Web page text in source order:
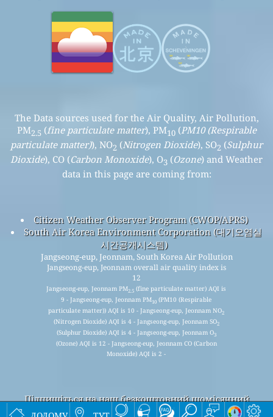
The Data sources used for the Air Quality, Air Pollution,
PM2.5 (fine particulate matter), PM10(PM10 (Respirable
particulate matter)), NO2 (Nitrogen Dioxide), SO2 (Sulphur
Dioxide), CO (Carbon Monoxide), O3 (Ozone) and Weather
data in this page are coming from:
Citizen Weather Observer Program (CWOP/APRS)
South Air Korea Environment Corporation (대기오염실
시간공개시스템)
Jangseong-eup, Jeonnam, South Korea Air Pollution
Jangseong-eup, Jeonnam overall air quality index is
12
Jangseong-eup, Jeonnam PM2.5 (fine particulate matter) AQI is
9 - Jangseong-eup, Jeonnam PM10 (PM10 (Respirable
particulate matter)) AQI is 10 - Jangseong-eup, Jeonnam NO2
(Nitrogen Dioxide) AQI is 4 - Jangseong-eup, Jeonnam SO2
(Sulphur Dioxide) AQI is 4 - Jangseong-eup, Jeonnam O3
(Ozone) AQI is 12 - Jangseong-eup, Jeonnam CO (Carbon
Monoxide) AQI is 2 -
Підпишіться на наш безкоштовний щомісячний
список розсилки та отримуйте сповіщення, коли